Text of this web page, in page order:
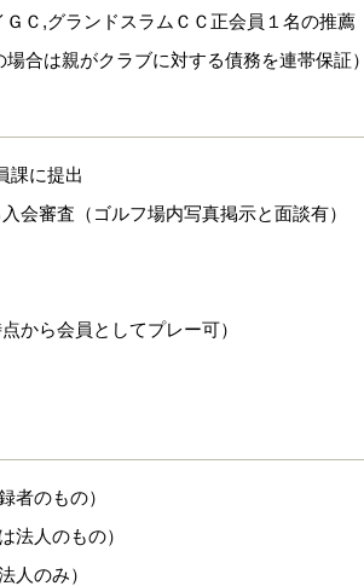
ＧＣ,グランドスラムＣＣ正会員１名の推薦
場合は親がクラブに対する債務を連帯保証
課に提出
会審査（ゴルフ場内写真掲示と面談有）
から会員としてプレー可）
者のもの）
法人のもの）
人のみ）